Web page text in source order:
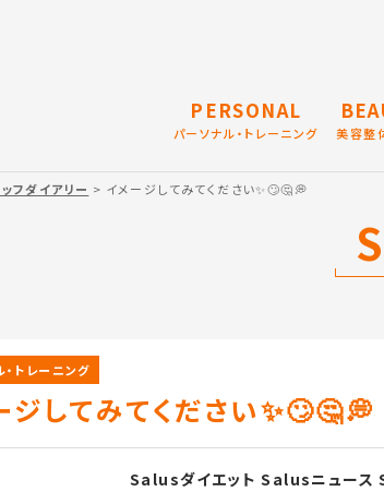
PERSONAL
パーソナル・トレーニング 美容整
ッフダイアリー > イメージしてみてください✨🙄🤔💭
トレーニング
ジしてみてください✨🙄🤔💭
Salusダイエット Salusニュース